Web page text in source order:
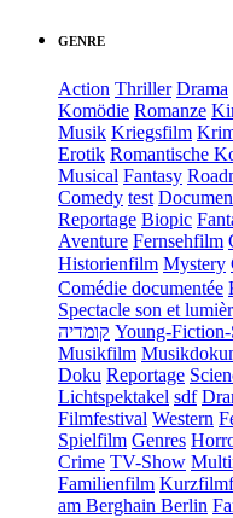
GENRE
Action Thriller Drama
Komödie Romanze
Musik Kriegsfilm
Erotik Romantische
Musical Fantasy
Comedy test
Reportage Biopic
Aventure Fernsehfilm
Historienfilm Mystery
Comédie documentée
Spectacle son et
קומדיה Young-Fiction-
Musikfilm
Doku Reportage
Lichtspektakel sdf
Filmfestival Western
Spielfilm Genres
Crime TV-Show
Familienfilm
am Berghain Berlin